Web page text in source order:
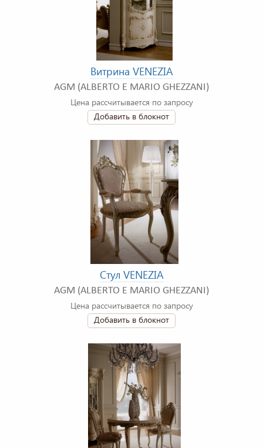
Витрина VENEZIA
AGM (ALBERTO E MARIO GHEZZANI)
Цена рассчитывается по запросу
Добавить в блокнот
Стул VENEZIA
AGM (ALBERTO E MARIO GHEZZANI)
Цена рассчитывается по запросу
Добавить в блокнот